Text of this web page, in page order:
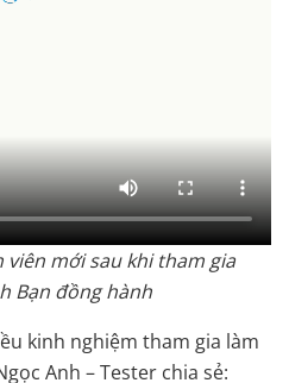
viên mới sau khi tham gia
Bạn đồng hành
kinh nghiệm tham gia làm
Anh – Tester chia sẻ: